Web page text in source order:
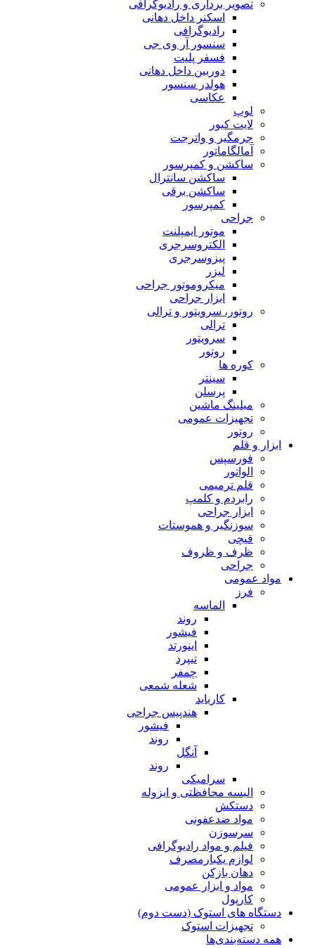
تصویر برداری و رادیوگرافی
اسکنر داخل دهانی
رادیوگرافی
سنسور آر وی جی
فسفر پلیت
دوربین داخل دهانی
هولدر سنسور
عکاسی
لوپ
لایت کیور
جرمگیر و واترجت
آمالگاماتور
ساکشن و کمپرسور
ساکشن سانترال
ساکشن برقی
کمپرسور
جراحی
موتور ایمپلنت
الکتروسرجری
پیزوسرجری
لیزر
میکروموتور جراحی
ابزار جراحی
روتور، سرویتور و ترالی
ترالی
سرویتور
روتور
کوره ها
سینتر
پرسلن
میلینگ ماشین
تجهیزات عمومی
روتور
ابزار و قلم
فورسپس
الواتور
قلم ترمیمی
رابردم و کلمپ
ابزار جراحی
سوزنگیر و هموستات
قیچی
ظرف و ظروف
جراحی
مواد عمومی
فرز
الماسه
روند
فیشور
اینورتد
تیپرد
چمفر
شعله شمعی
کارباید
هندپیس جراحی
فیشور
روند
آنگل
روند
سرامیکی
البسه محافظتی و ایزوله
دستکش
مواد ضدعفونی
سرسوزن
فیلم و مواد رادیوگرافی
لوازم یکبارمصرف
دهان بازکن
مواد و ابزار عمومی
کارپول
دستگاه های استوک (دست دوم)
تجهیزات استوک
همه دسته‌بندی‌ها